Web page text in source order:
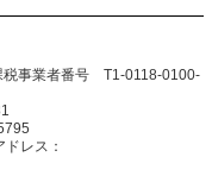
税事業者番号 T1-0118-0100-
レス：